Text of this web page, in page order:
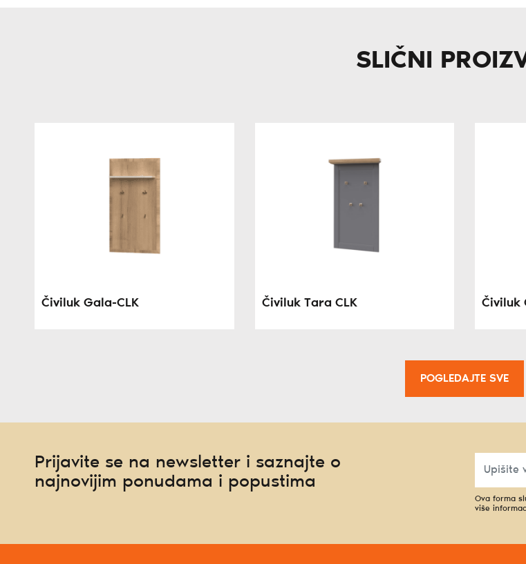
SLIČNI
Čiviluk Gala-CLK Čiviluk Tara CLK Čiviluk
POGLEDAJTE SVE
Prijavite se na newsletter i saznajte o
najnovijim ponudama i popustima
Ova forma
više